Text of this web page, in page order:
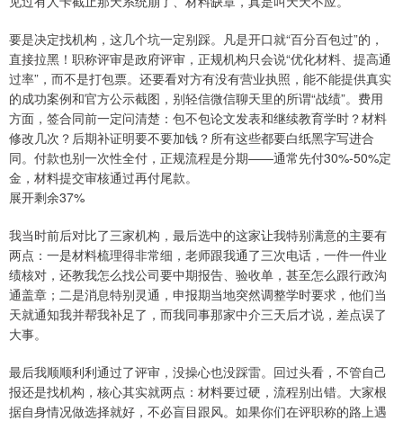
要是决定找机构，这几个坑一定别踩。凡是开口就“百分百包过”的，
直接拉黑！职称评审是政府评审，正规机构只会说“优化材料、提高通
过率”，而不是打包票。还要看对方有没有营业执照，能不能提供真实
的成功案例和官方公示截图，别轻信微信聊天里的所谓“战绩”。费用
方面，签合同前一定问清楚：包不包论文发表和继续教育学时？材料
修改几次？后期补证明要不要加钱？所有这些都要白纸黑字写进合
同。付款也别一次性全付，正规流程是分期——通常先付30%-50%定
金，材料提交审核通过再付尾款。
展开剩余37%
我当时前后对比了三家机构，最后选中的这家让我特别满意的主要有
两点：一是材料梳理得非常细，老师跟我通了三次电话，一件一件业
绩核对，还教我怎么找公司要中期报告、验收单，甚至怎么跟行政沟
通盖章；二是消息特别灵通，申报期当地突然调整学时要求，他们当
天就通知我并帮我补足了，而我同事那家中介三天后才说，差点误了
大事。
最后我顺顺利利通过了评审，没操心也没踩雷。回过头看，不管自己
报还是找机构，核心其实就两点：材料要过硬，流程别出错。大家根
据自身情况做选择就好，不必盲目跟风。如果你们在评职称的路上遇